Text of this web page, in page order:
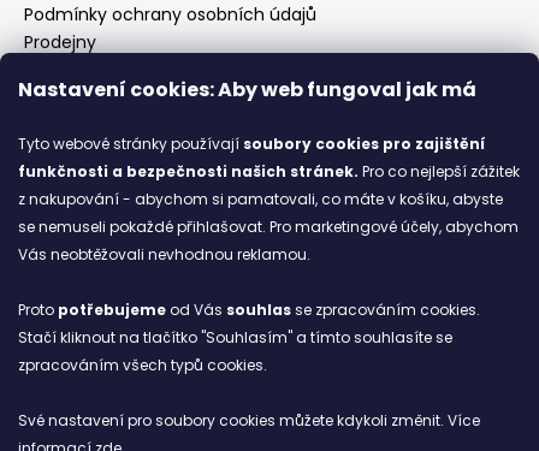
Nastavení cookies: Aby web fungoval jak má
Tyto webové stránky používají soubory cookies pro zajištění
funkčnosti a bezpečnosti našich stránek. Pro co nejlepší zážitek
z nakupování - abychom si pamatovali, co máte v košíku, abyste
se nemuseli pokaždé přihlašovat. Pro marketingové účely, abychom
Vás neobtěžovali nevhodnou reklamou.
Proto potřebujemeod Vás souhlasse zpracováním cookies.
Stačí kliknout na tlačítko "Souhlasím" a tímto souhlasíte se
zpracováním všech typů cookies.
Své nastavení pro soubory cookies můžete kdykoli změnit. Více
Podmínky ochrany osobních údajů
Prodejny
Značky
Blog
Ze starých bot staronové
ARCHIV
Facebook